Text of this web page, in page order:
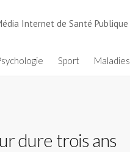
Internet de Santé Publique
Sport Maladies
dure trois ans